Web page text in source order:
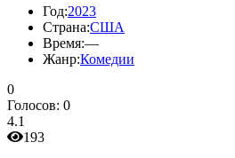
Год:2023
Страна:США
Время:—
Жанр:Комедии
0
Голосов: 0
4.1
193